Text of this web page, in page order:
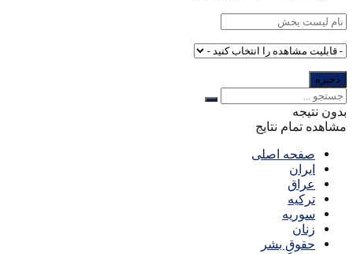
بدون نتیجه
مشاهده تمام نتایج
صفحه اصلی
ایران
عراق
ترکیه
سوریه
زنان
حقوق بشر